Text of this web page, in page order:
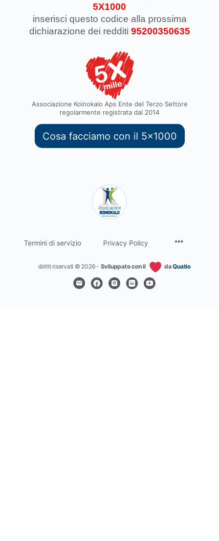
5X1000
inserisci questo codice alla prossima
dichiarazione dei redditi 95200350635
Associazione Koinokalo Aps Ente del Terzo Settore
regolarmente registrata dal 2014
Cosa facciamo con il 5x1000
Termini di servizio Privacy Policy
diritti riservati © 2026 - Sviluppato con il daQuatio